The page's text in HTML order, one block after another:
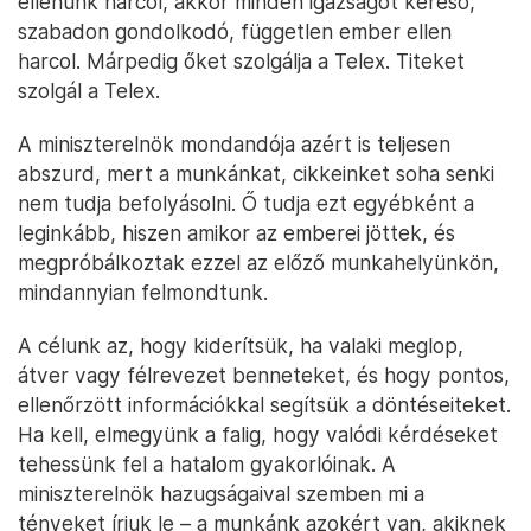
szabadon gondolkodó, független ember ellen
harcol. Márpedig őket szolgálja a Telex. Titeket
szolgál a Telex.
A miniszterelnök mondandója azért is teljesen
abszurd, mert a munkánkat, cikkeinket soha senki
nem tudja befolyásolni. Ő tudja ezt egyébként a
leginkább, hiszen amikor az emberei jöttek, és
megpróbálkoztak ezzel az előző munkahelyünkön,
mindannyian felmondtunk.
A célunk az, hogy kiderítsük, ha valaki meglop,
átver vagy félrevezet benneteket, és hogy pontos,
ellenőrzött információkkal segítsük a döntéseiteket.
Ha kell, elmegyünk a falig, hogy valódi kérdéseket
tehessünk fel a hatalom gyakorlóinak. A
miniszterelnök hazugságaival szemben mi a
tényeket írjuk le – a munkánk azokért van, akiknek